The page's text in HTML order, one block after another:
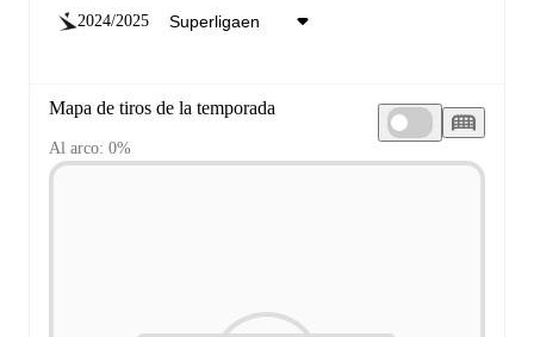
2024/2025
Mapa de tiros de la temporada
Al arco: 0%